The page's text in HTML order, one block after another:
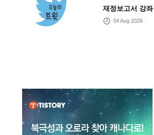
재정보고서 강좌
04 Aug 2026